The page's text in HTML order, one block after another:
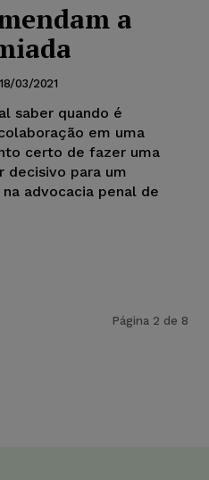
a
18/03/2021
saber quando é
em uma
certo de fazer uma
decisivo para um
advocacia penal de
Página 2 de 8